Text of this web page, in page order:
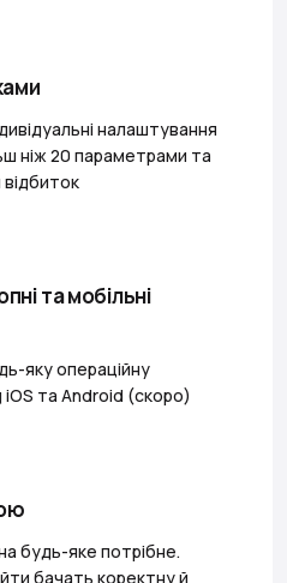
налаштування
ніж 20 параметрами та
та мобільні
яку операційну
iOS та Android (скоро)
будь-яке потрібне.
бачать коректну й